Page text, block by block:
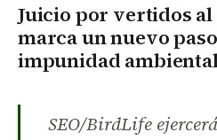
Juicio por vertidos
marca un nuevo
impunidad
SEO/BirdLife